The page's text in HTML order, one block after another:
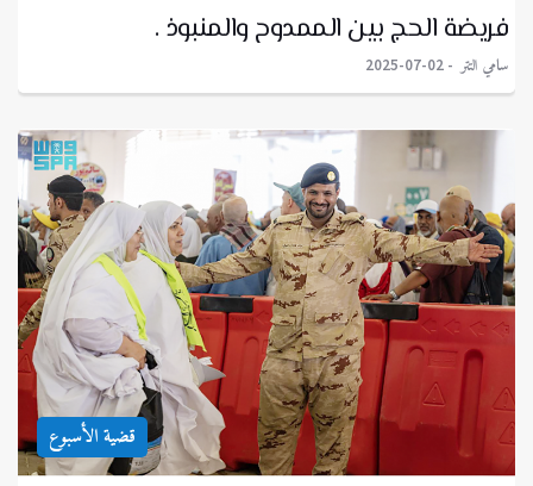
فريضة الحج بين الممدوح والمنبوذ .
سامي التتر 2025-07-02
قضية الأسبوع